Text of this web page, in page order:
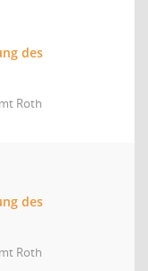
des
Roth
des
Roth